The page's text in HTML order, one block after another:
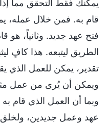
يمكنك فقط التحقق مما
قام به. فمن خلال عمله،
فتح عهد جديد. وثانياً، هو
الطريق ليتبعه. هذا كافٍ
تقدير، يمكن للعمل الذي
ويمكن أن يُرى من عمل
وبما أن العمل الذي قام
عهد وعمل جديدين،